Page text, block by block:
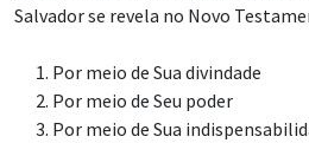
Salvador se revela no Novo
Por meio de Sua divindade
Por meio de Seu poder
Por meio de Sua